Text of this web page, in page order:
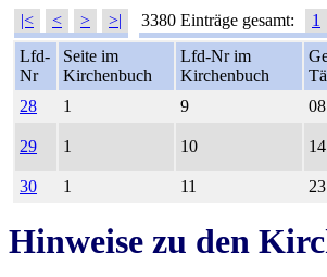
|< < > >| 3380 Einträge gesamt: 1
Lfd-
Nr
Seite im
Kirchenbuch
Lfd-Nr im
Kirchenbuch
28
1 9
29 1 10
30 1 11
Hinweise zu den